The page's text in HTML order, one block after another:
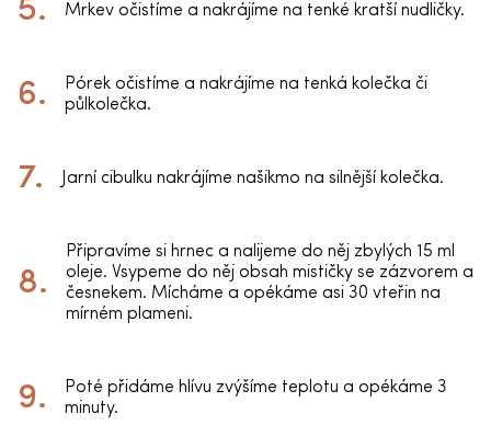
Mrkev očistíme a nakrájíme na tenké kratší nudličky.
Pórek očistíme a nakrájíme na tenká kolečka či
půlkolečka.
Jarní cibulku nakrájíme našikmo na silnější kolečka.
Připravíme si hrnec a nalijeme do něj zbylých 15 ml
oleje. Vsypeme do něj obsah mističky se zázvorem a
česnekem. Mícháme a opékáme asi 30 vteřin na
mírném plameni.
Poté přidáme hlívu zvýšíme teplotu a opékáme 3
minuty.